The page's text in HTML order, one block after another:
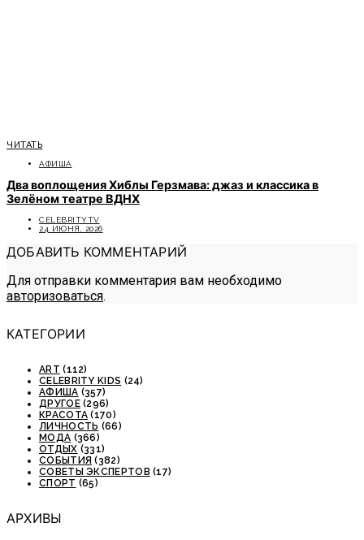
ЧИТАТЬ
АФИША
Два воплощения Хиблы Герзмава: джаз и классика в
Зелёном театре ВДНХ
CELEBRITYTV
24 ИЮНЯ, 2026
ДОБАВИТЬ КОММЕНТАРИЙ
Для отправки комментария вам необходимо
авторизоваться.
КАТЕГОРИИ
ART (112)
CELEBRITY KIDS (24)
АФИША (357)
ДРУГОЕ(296)
КРАСОТА (170)
ЛИЧНОСТЬ (66)
МОДА (366)
ОТДЫХ (331)
СОБЫТИЯ (382)
СОВЕТЫ ЭКСПЕРТОВ (17)
СПОРТ (65)
АРХИВЫ